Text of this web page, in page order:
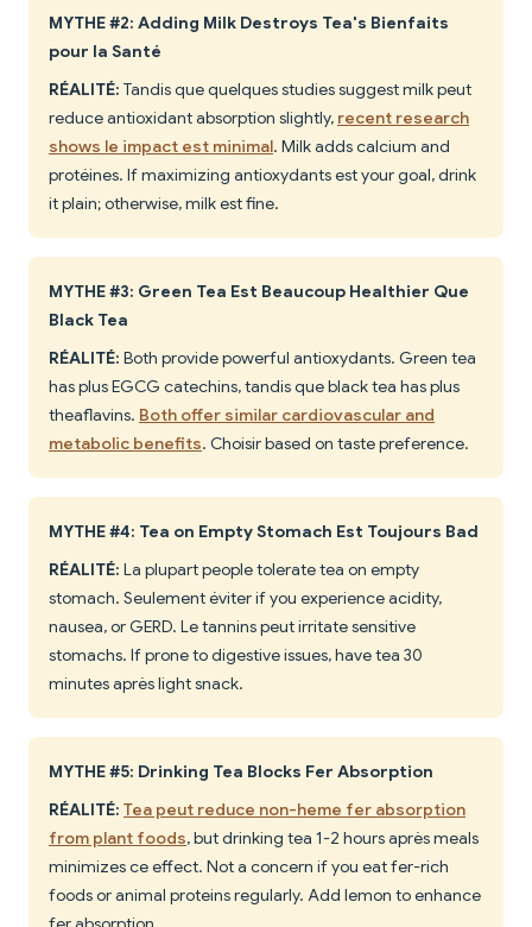
MYTHE #2: Adding Milk Destroys Tea's Bienfaits
pour la Santé
RÉALITÉ: Tandis que quelques studies suggest milk peut
reduce antioxidant absorption slightly, recent research
shows le impact est minimal. Milk adds calcium and
protéines. If maximizing antioxydants est your goal, drink
it plain; otherwise, milk est fine.
MYTHE #3: Green Tea Est Beaucoup Healthier Que
Black Tea
RÉALITÉ: Both provide powerful antioxydants. Green tea
has plus EGCG catechins, tandis que black tea has plus
theaflavins. Both offer similar cardiovascular and
metabolic benefits. Choisir based on taste preference.
MYTHE #4: Tea on Empty Stomach Est Toujours Bad
RÉALITÉ: La plupart people tolerate tea on empty
stomach. Seulement éviter if you experience acidity,
nausea, or GERD. Le tannins peut irritate sensitive
stomachs. If prone to digestive issues, have tea 30
minutes après light snack.
MYTHE #5: Drinking Tea Blocks Fer Absorption
RÉALITÉ: Tea peut reduce non-heme fer absorption
from plant foods, but drinking tea 1-2 hours après meals
minimizes ce effect. Not a concern if you eat fer-rich
foods or animal proteins regularly. Add lemon to enhance